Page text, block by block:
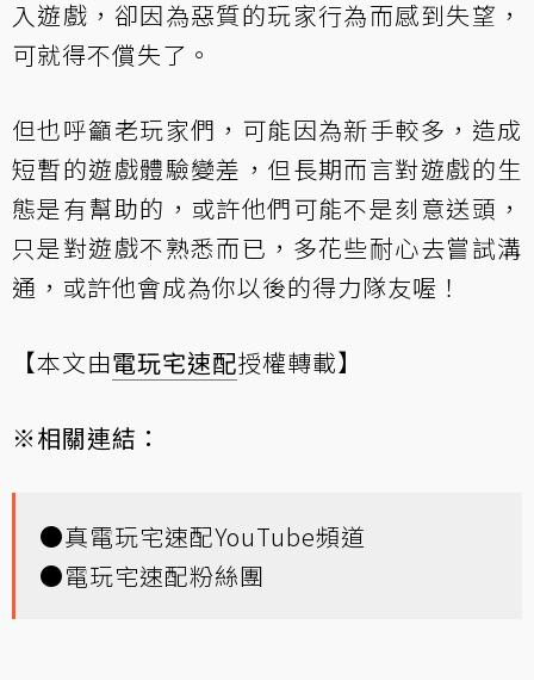
入遊戲，卻因為惡質的玩家行為而感到失望，
可就得不償失了。
但也呼籲老玩家們，可能因為新手較多，造成
短暫的遊戲體驗變差，但長期而言對遊戲的生
態是有幫助的，或許他們可能不是刻意送頭，
只是對遊戲不熟悉而已，多花些耐心去嘗試溝
通，或許他會成為你以後的得力隊友喔！
【本文由電玩宅速配授權轉載】
※相關連結：
●真電玩宅速配YouTube頻道
●電玩宅速配粉絲團